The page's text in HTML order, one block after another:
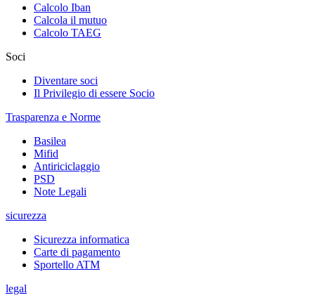
Calcolo Iban
Calcola il mutuo
Calcolo TAEG
Soci
Diventare soci
Il Privilegio di essere Socio
Trasparenza e Norme
Basilea
Mifid
Antiriciclaggio
PSD
Note Legali
sicurezza
Sicurezza informatica
Carte di pagamento
Sportello ATM
legal